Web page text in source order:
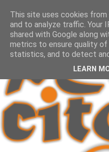
This site uses cookies
and to analyze traffic. Your
shared with Google along
metrics to ensure quality of
statistics, and to detect
LEARN